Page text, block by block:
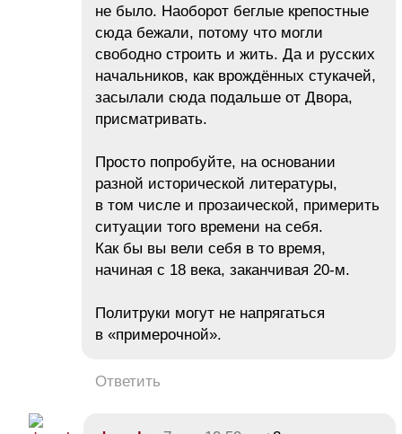
не было. Наоборот беглые крепостные
сюда бежали, потому что могли
свободно строить и жить. Да и русских
начальников, как врождённых стукачей,
засылали сюда подальше от Двора,
присматривать.
Просто попробуйте, на основании
разной исторической литературы,
в том числе и прозаической, примерить
ситуации того времени на себя.
Как бы вы вели себя в то время,
начиная с 18 века, заканчивая 20-м.
Политруки могут не напрягаться
в «примерочной».
Ответить